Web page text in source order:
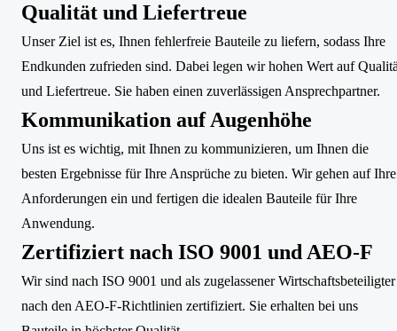
Qualität und Liefertreue
Unser Ziel ist es, Ihnen fehlerfreie Bauteile zu liefern, sodass Ihre
Endkunden zufrieden sind. Dabei legen wir hohen Wert auf
und Liefertreue. Sie haben einen zuverlässigen Ansprechpartner.
Kommunikation auf Augenhöhe
Uns ist es wichtig, mit Ihnen zu kommunizieren, um Ihnen die
besten Ergebnisse für Ihre Ansprüche zu bieten. Wir gehen auf Ihre
Anforderungen ein und fertigen die idealen Bauteile für Ihre
Anwendung.
Zertifiziert nach ISO 9001 und AEO-F
Wir sind nach ISO 9001 und als zugelassener Wirtschaftsbeteiligter
nach den AEO-F-Richtlinien zertifiziert. Sie erhalten bei uns